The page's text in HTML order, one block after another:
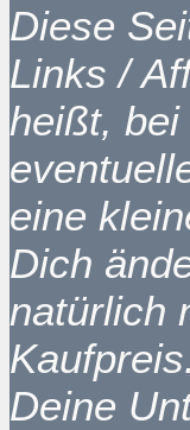
Diese
Links /
heißt, bei
eine
Dich
natürlich
Deine